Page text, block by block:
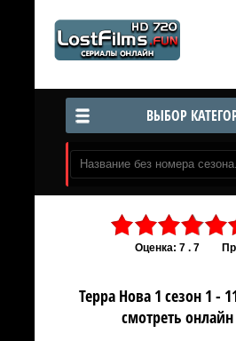
ВЫБОР
Оценка: 7 . 7
Терра Нова 1 сезон 1 -
смотреть